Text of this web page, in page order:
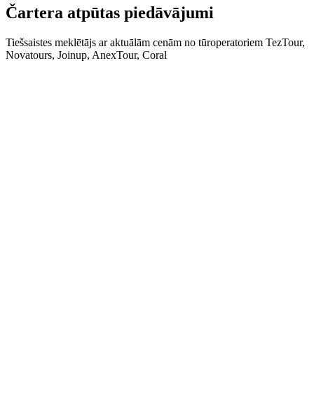
Čartera atpūtas piedāvājumi
Tiešsaistes meklētājs ar aktuālām cenām no tūroperatoriem TezTour,
Novatours, Joinup, AnexTour, Coral